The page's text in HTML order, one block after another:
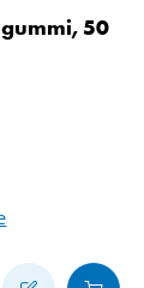
50